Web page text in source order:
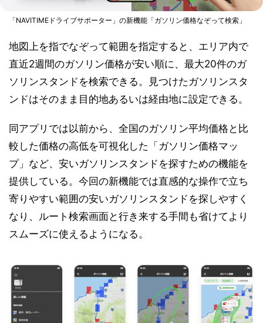
「NAVITIMEドライブサポーター」の新機能「ガソリン価格なぞって検索」
地図上を指でなぞって範囲を指定すると、エリア内で
直近2週間のガソリン価格が安い順に、最大20件のガ
ソリンスタンドを検索できる。見つけたガソリンスタ
ンドはそのまま目的地あるいは経由地に設定できる。
同アプリでは以前から、全国のガソリン平均価格と比
較した価格の高低を可視化した「ガソリン価格マッ
プ」など、安いガソリンスタンドを探すための機能を
提供している。今回の新機能では直感的な操作で立ち
寄りやすい範囲の安いガソリンスタンドを探しやすく
なり、ルート検索画面と行き来する手間も省けてより
スムーズに使えるようになる。